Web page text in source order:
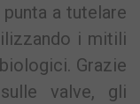
a tutelare
i mitili
Grazie
valve, gli